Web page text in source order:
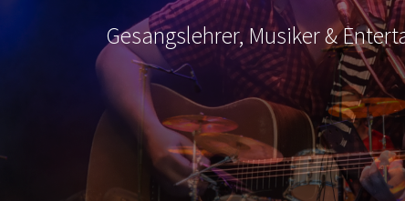
Gesangslehrer, Musiker &